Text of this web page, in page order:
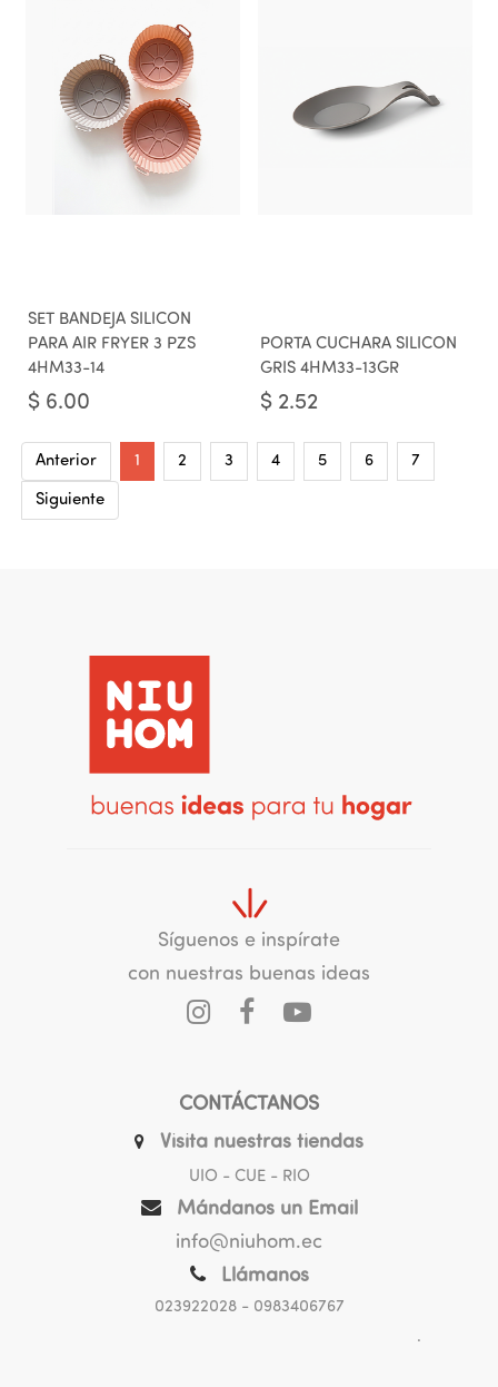
SET BANDEJA SILICON
PARA AIR FRYER 3 PZS
4HM33-14
$ 6.00
PORTA CUCHARA SILICON
GRIS 4HM33-13GR
$ 2.52
Anterior 1 2 3 4 5 6 7
Siguiente
Síguenos e inspírate
con nuestras buenas ideas
CONTÁCTANOS
Visita nuestras tiendas
UIO - CUE - RIO
Mándanos un Email
info@niuhom.ec
Llámanos
023922028- 0983406767
.